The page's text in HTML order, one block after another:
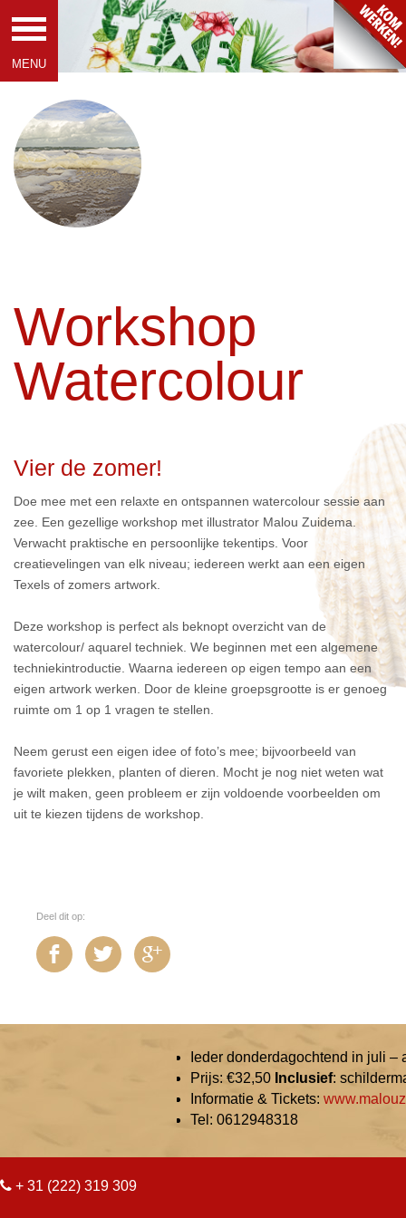
Workshop
Watercolour
Vier de zomer!
Doe mee met een relaxte en ontspannen watercolour sessie aan
zee. Een gezellige workshop met illustrator Malou Zuidema.
Verwacht praktische en persoonlijke tekentips. Voor
creatievelingen van elk niveau; iedereen werkt aan een eigen
Texels of zomers artwork.
Deze workshop is perfect als beknopt overzicht van de
watercolour/ aquarel techniek. We beginnen met een algemene
techniekintroductie. Waarna iedereen op eigen tempo aan een
eigen artwork werken. Door de kleine groepsgrootte is er genoeg
ruimte om 1 op 1 vragen te stellen.
Neem gerust een eigen idee of foto’s mee; bijvoorbeeld van
favoriete plekken, planten of dieren. Mocht je nog niet weten wat
je wilt maken, geen probleem er zijn voldoende voorbeelden om
uit te kiezen tijdens de workshop.
Deel dit op:
Ieder donderdagochtend in juli –
Prijs: €32,50 Inclusief:
Informatie & Tickets:
Tel: 0612948318
+ 31 (222) 319 309